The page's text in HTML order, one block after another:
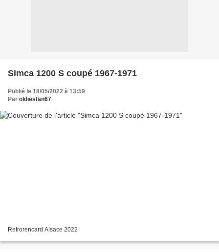
Simca 1200 S coupé 1967-1971
Publié le 18/05/2022 à 13:59
Par oldiesfan67
Retrorencard Alsace 2022